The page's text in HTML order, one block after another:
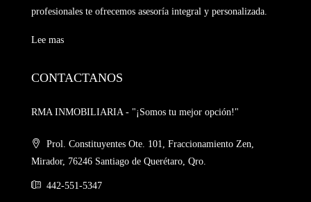
profesionales te ofrecemos asesoría integral y personalizada.
Lee mas
CONTACTANOS
RMA INMOBILIARIA - "¡Somos tu mejor opción!"
Prol. Constituyentes Ote. 101, Fraccionamiento Zen,
Mirador, 76246 Santiago de Querétaro, Qro.
442-551-5347